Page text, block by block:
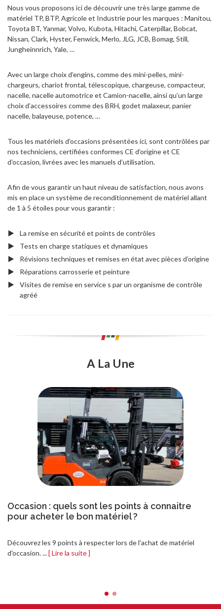
Nous vous proposons ici de découvrir une très large gamme de
matériel TP, BTP, Agricole et Industrie pour les marques : Manitou,
Toyota BT, Yanmar, Volvo, Kubota, Hitachi, Caterpillar, Bobcat,
Nissan, Clark, Hyster, Fenwick, Merlo, JLG, JCB, Bomag, Still,
Jungheinnrich, Yale, …
Avec un large choix d’engins, comme des mini-pelles, mini-
chargeurs, chariot frontal, télescopique, chargeuse, compacteur,
nacelle, nacelle automotrice et Camion-nacelle, ainsi qu’un large
choix d’accessoires comme des BRH, godet malaxeur, panier
nacelle, balayeuse, potence, …
Tous les matériels d’occasions présentées ici, sont contrôlées par
nos techniciens, certifiées conformes CE d’origine et CE
d’occasion, livrées avec les manuels d’utilisation.
Afin de vous garantir un haut niveau de satisfaction, nous avons
mis en place un système de reconditionnement de matériel allant
de 1 à 5 étoiles pour vous garantir :
La remise en sécurité et points de contrôles
Tests en charge statiques et dynamiques
Révisions techniques et remises en état avec pièces d’origine
Réparations carrosserie et peinture
Visites de remise en service s par un organisme de contrôle
agréé
A La Une
Occasion : quels sont les points à connaitre
pour acheter le bon matériel ?
Découvrez les 9 points à respecter lors de l'achat de matériel
d'occasion. ...[ Lire la suite ]